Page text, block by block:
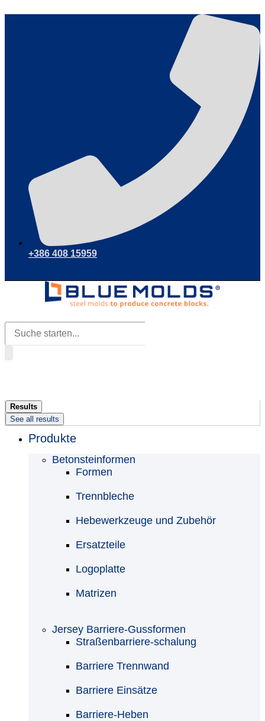
+386 408 15959
Search
Results
See all results
Produkte
Betonsteinformen
Formen
Trennbleche
Hebewerkzeuge und Zubehör
Ersatzteile
Logoplatte
Matrizen
Jersey Barriere-Gussformen
Straßenbarriere-schalung
Barriere Trennwand
Barriere Einsätze
Barriere-Heben